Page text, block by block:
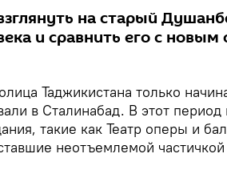
на старый
и сравнить его с новым
Таджикистана только
в Сталинабад. В этот период
такие как Театр оперы и
неотъемлемой